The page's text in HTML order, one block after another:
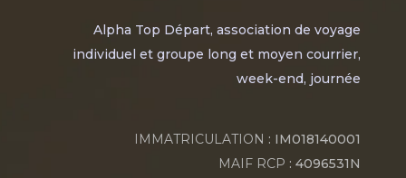
Alpha Top Départ, association de voyage
individuel et groupe long et moyen courrier,
week-end, journée
IMMATRICULATION : IM018140001
MAIF RCP : 4096531N